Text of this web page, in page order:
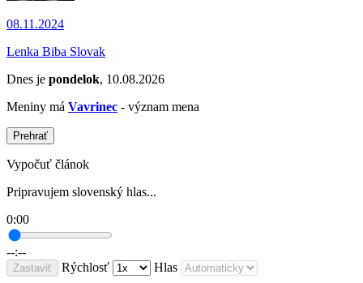
08.11.2024
Lenka Biba Slovak
Dnes je pondelok, 10.08.2026
Meniny má Vavrinec - význam mena
Prehrať
Vypočuť článok
Pripravujem slovenský hlas...
0:00
--:--
Zastaviť Rýchlosť Hlas